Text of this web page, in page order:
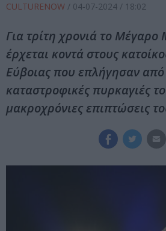
CULTURENOW / 04-07-2024 / 18:02
Για τρίτη χρονιά το
έρχεται κοντά στους
Εύβοιας που επλήγησαν από
καταστροφικές πυρκαγιές
μακροχρόνιες επιπτώσεις